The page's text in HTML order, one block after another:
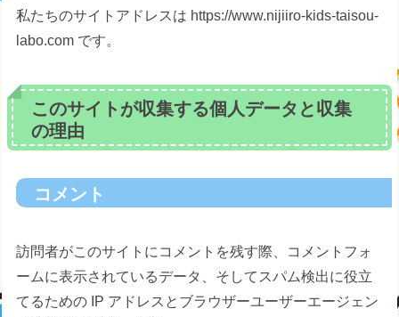
私たちのサイトアドレスは https://www.nijiiro-kids-taisou-
labo.com です。
このサイトが収集する個人データと収集
の理由
コメント
訪問者がこのサイトにコメントを残す際、コメントフォ
ームに表示されているデータ、そしてスパム検出に役立
てるための IP アドレスとブラウザーユーザーエージェン